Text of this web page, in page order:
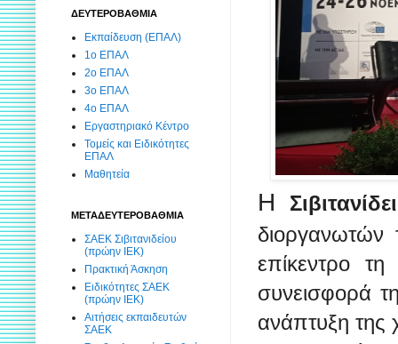
Η
επίκεντρο
συνεισφορά
ανάπτυξη της
ΔΕΥΤΕΡΟΒΑΘΜΙΑ
Εκπαίδευση (ΕΠΑΛ)
1ο ΕΠΑΛ
2ο ΕΠΑΛ
3ο ΕΠΑΛ
4ο ΕΠΑΛ
Εργαστηριακό Κέντρο
Τομείς και Ειδικότητες
ΕΠΑΛ
Μαθητεία
ΜΕΤΑΔΕΥΤΕΡΟΒΑΘΜΙΑ
ΣΑΕΚ Σιβιτανιδείου
(πρώην ΙΕΚ)
Πρακτική Άσκηση
Ειδικότητες ΣΑΕΚ
(πρώην ΙΕΚ)
Αιτήσεις εκπαιδευτών
ΣΑΕΚ